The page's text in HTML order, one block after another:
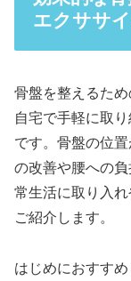
エクササ
骨盤を整えるた
自宅で手軽に取
です。骨盤の位
の改善や腰への
常生活に取り入
ご紹介します。
はじめにおすす